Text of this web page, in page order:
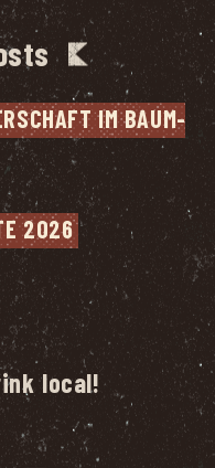
IM BAUM­
2026
local!